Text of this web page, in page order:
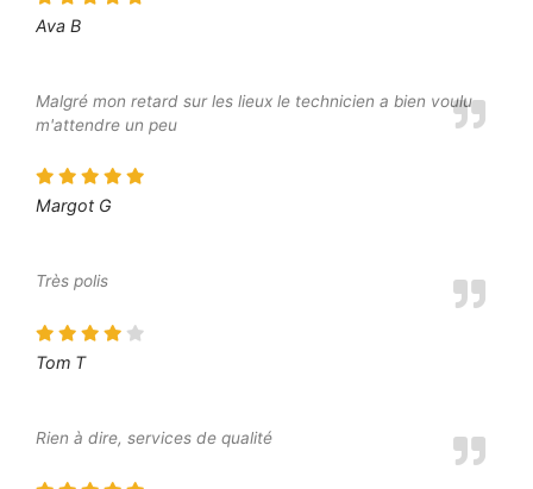
Ava B
Malgré mon retard sur les lieux le technicien a bien voulu
m'attendre un peu
Margot G
Très polis
Tom T
Rien à dire, services de qualité